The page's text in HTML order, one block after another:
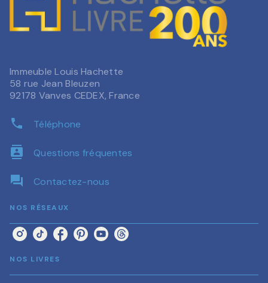
Immeuble Louis Hachette
58 rue Jean Bleuzen
92178 Vanves CEDEX, France
phone Téléphone
contacts Questions fréquentes
question_answer Contactez-nous
NOS RÉSEAUX
NOS LIVRES